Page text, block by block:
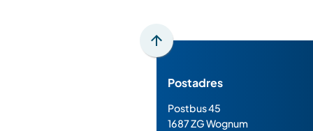
Scroll
boven
het
Postadres
Postbus 45
1687 ZG Wognum